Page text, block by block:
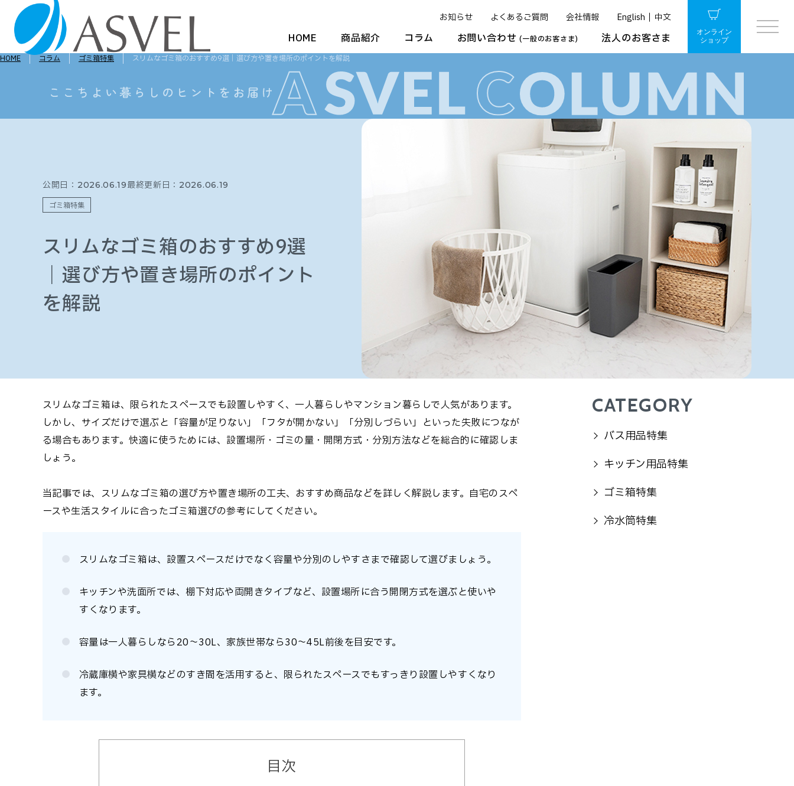
お知らせ よくあるご質問 会社情報 English 中文
HOME 商品紹介 コラム お問い合わせ(一般のお客さま) 法人のお客さま
オンライン
ショップ
HOME コラム ゴミ箱特集 スリムなゴミ箱のおすすめ9選｜選び方や置き場所のポイントを解説
公開日： 2026.06.19最終更新日： 2026.06.19
ゴミ箱特集
スリムなゴミ箱のおすすめ9選
｜選び方や置き場所のポイント
を解説
スリムなゴミ箱は、限られたスペースでも設置しやすく、一人暮らしやマンション暮らしで人気があります。
しかし、サイズだけで選ぶと「容量が足りない」「フタが開かない」「分別しづらい」といった失敗につなが
る場合もあります。快適に使うためには、設置場所・ゴミの量・開閉方式・分別方法などを総合的に確認しま
しょう。
当記事では、スリムなゴミ箱の選び方や置き場所の工夫、おすすめ商品などを詳しく解説します。自宅のスペ
ースや生活スタイルに合ったゴミ箱選びの参考にしてください。
スリムなゴミ箱は、設置スペースだけでなく容量や分別のしやすさまで確認して選びましょう。
キッチンや洗面所では、棚下対応や両開きタイプなど、設置場所に合う開閉方式を選ぶと使いや
すくなります。
容量は一人暮らしなら20～30L、家族世帯なら30～45L前後を目安です。
冷蔵庫横や家具横などのすき間を活用すると、限られたスペースでもすっきり設置しやすくなり
ます。
目次
CATEGORY
バス用品特集
キッチン用品特集
ゴミ箱特集
冷水筒特集